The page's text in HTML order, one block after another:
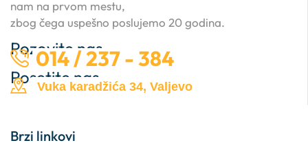
Ispunjavanje zahteva i potreba naših klijenata uvek su
nam na prvom mestu,
Pozovite nas …
014 / 237 - 384
Posetite nas …